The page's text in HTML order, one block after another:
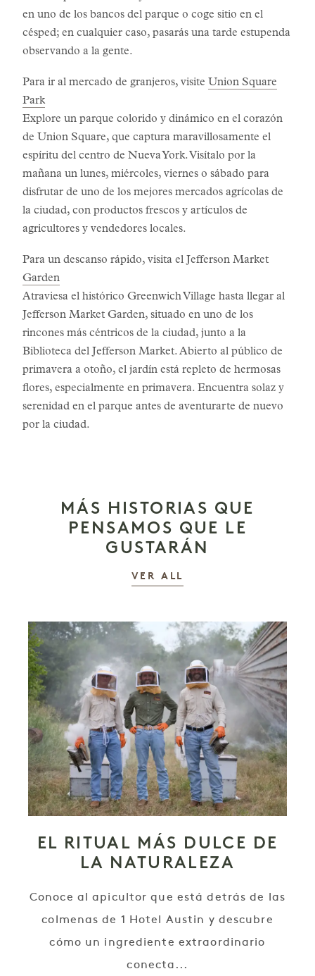
en uno de los bancos del parque o coge sitio en el
césped; en cualquier caso, pasarás una tarde estupenda
observando a la gente.
Para ir al mercado de granjeros, visite Union Square
Park
Explore un parque colorido y dinámico en el corazón
de Union Square, que captura maravillosamente el
espíritu del centro de Nueva York. Visítalo por la
mañana un lunes, miércoles, viernes o sábado para
disfrutar de uno de los mejores mercados agrícolas de
la ciudad, con productos frescos y artículos de
agricultores y vendedores locales.
Para un descanso rápido, visita el Jefferson Market
Garden
Atraviesa el histórico Greenwich Village hasta llegar al
Jefferson Market Garden, situado en uno de los
rincones más céntricos de la ciudad, junto a la
Biblioteca del Jefferson Market. Abierto al público de
primavera a otoño, el jardín está repleto de hermosas
flores, especialmente en primavera. Encuentra solaz y
serenidad en el parque antes de aventurarte de nuevo
por la ciudad.
MÁS HISTORIAS QUE
PENSAMOS QUE LE
GUSTARÁN
VER ALL
EL RITUAL MÁS DULCE DE
LA NATURALEZA
Conoce al apicultor que está detrás de las
colmenas de 1 Hotel Austin y descubre
cómo un ingrediente extraordinario
conecta...